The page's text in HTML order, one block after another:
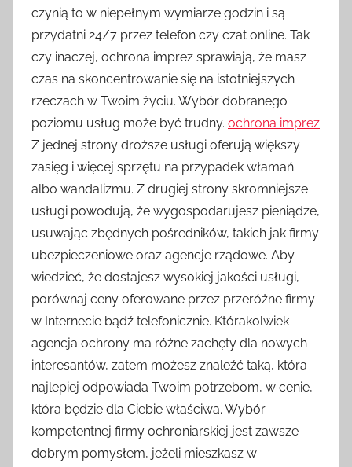
czynią to w niepełnym wymiarze godzin i są
przydatni 24/7 przez telefon czy czat online. Tak
czy inaczej, ochrona imprez sprawiają, że masz
czas na skoncentrowanie się na istotniejszych
rzeczach w Twoim życiu. Wybór dobranego
poziomu usług może być trudny. ochrona imprez
Z jednej strony droższe usługi oferują większy
zasięg i więcej sprzętu na przypadek włamań
albo wandalizmu. Z drugiej strony skromniejsze
usługi powodują, że wygospodarujesz pieniądze,
usuwając zbędnych pośredników, takich jak firmy
ubezpieczeniowe oraz agencje rządowe. Aby
wiedzieć, że dostajesz wysokiej jakości usługi,
porównaj ceny oferowane przez przeróżne firmy
w Internecie bądź telefonicznie. Którakolwiek
agencja ochrony ma różne zachęty dla nowych
interesantów, zatem możesz znaleźć taką, która
najlepiej odpowiada Twoim potrzebom, w cenie,
która będzie dla Ciebie właściwa. Wybór
kompetentnej firmy ochroniarskiej jest zawsze
dobrym pomysłem, jeżeli mieszkasz w